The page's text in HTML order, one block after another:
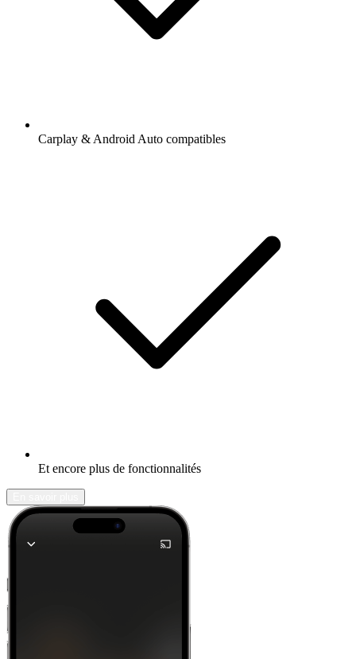
Carplay & Android Auto compatibles
Et encore plus de fonctionnalités